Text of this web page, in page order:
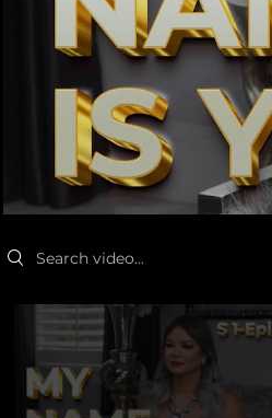
Search videos